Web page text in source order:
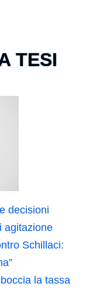
TESI
decisioni
agitazione
Schillaci:
la tassa